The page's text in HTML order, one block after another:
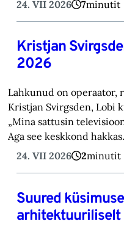
24. VII 2026 7minutit
Kristjan
2026
Lahkunud on operaator,
Kristjan Svirgsden, Lobi
„Mina sattusin
Aga see keskkond
24. VII 2026
2minutit
Suured
arhitektuuriliselt